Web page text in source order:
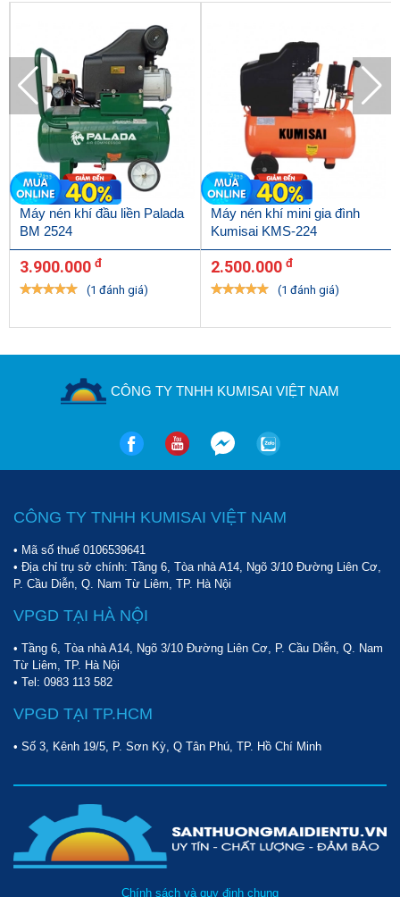
Máy nén khí đầu liền Palada
BM 2524
3.900.000 đ
(1 đánh giá)
Máy nén khí mini gia đình
Kumisai KMS-224
2.500.000 đ
(1 đánh giá)
CÔNG TY TNHH KUMISAI VIỆT NAM
CÔNG TY TNHH KUMISAI VIỆT NAM
• Mã số thuế 0106539641
• Địa chỉ trụ sở chính: Tầng 6, Tòa nhà A14, Ngõ 3/10 Đường Liên Cơ,
P. Cầu Diễn, Q. Nam Từ Liêm, TP. Hà Nội
VPGD TẠI HÀ NỘI
• Tầng 6, Tòa nhà A14, Ngõ 3/10 Đường Liên Cơ, P. Cầu Diễn, Q. Nam
Từ Liêm, TP. Hà Nội
• Tel: 0983 113 582
VPGD TẠI TP.HCM
• Số 3, Kênh 19/5, P. Sơn Kỳ, Q Tân Phú, TP. Hồ Chí Minh
Chính sách và quy định chung